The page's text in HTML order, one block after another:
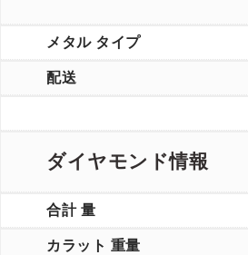
メタル タイプ
配送
ダイヤモンド情報
合計 量
カラット 重量